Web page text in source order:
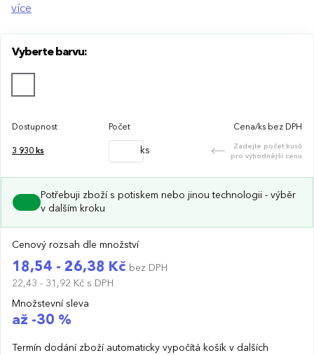
technologii potisku s ohledem na design i váš rozpočet.
více
Vyberte barvu:
Dostupnost Počet Cena/ks bez DPH
3 930 ks ks
Zadejte počet kusů
pro výhodnější cenu
Potřebuji zboží s potiskem nebo jinou technologii - výběr
v dalším kroku
Cenový rozsah dle množství
18,54 - 26,38 Kč bez DPH
22,43 - 31,92 Kč s DPH
Množstevní sleva
až -30 %
Termín dodání zboží automaticky vypočítá košík v dalších